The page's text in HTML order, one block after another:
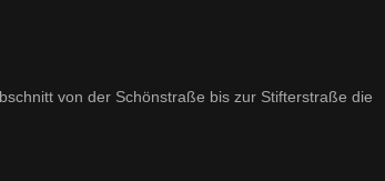
von der Schönstraße bis zur Stifterstraße die